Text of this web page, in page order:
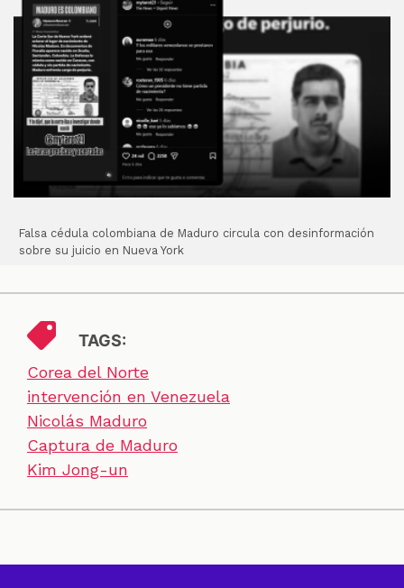
Falsa cédula colombiana de Maduro circula con desinformación
sobre su juicio en Nueva York
TAGS:
Corea del Norte
intervención en Venezuela
Nicolás Maduro
Captura de Maduro
Kim Jong-un